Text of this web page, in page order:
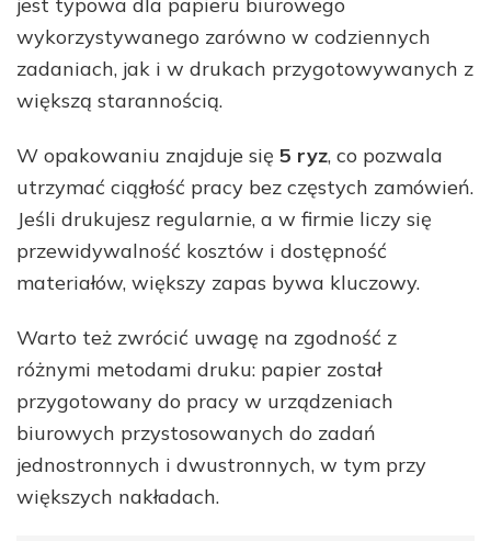
wykorzystywanego zarówno w codziennych
zadaniach, jak i w drukach przygotowywanych z
większą starannością.
W opakowaniu znajduje się 5 ryz, co pozwala
utrzymać ciągłość pracy bez częstych zamówień.
Jeśli drukujesz regularnie, a w firmie liczy się
przewidywalność kosztów i dostępność
materiałów, większy zapas bywa kluczowy.
Warto też zwrócić uwagę na zgodność z
różnymi metodami druku: papier został
przygotowany do pracy w urządzeniach
biurowych przystosowanych do zadań
jednostronnych i dwustronnych, w tym przy
większych nakładach.